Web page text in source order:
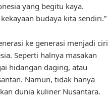
yang begitu kaya.
budaya kita sendiri.”
ke generasi menjadi ciri
Seperti halnya masakan
hidangan daging, atau
Namun, tidak hanya
dunia kuliner Nusantara.